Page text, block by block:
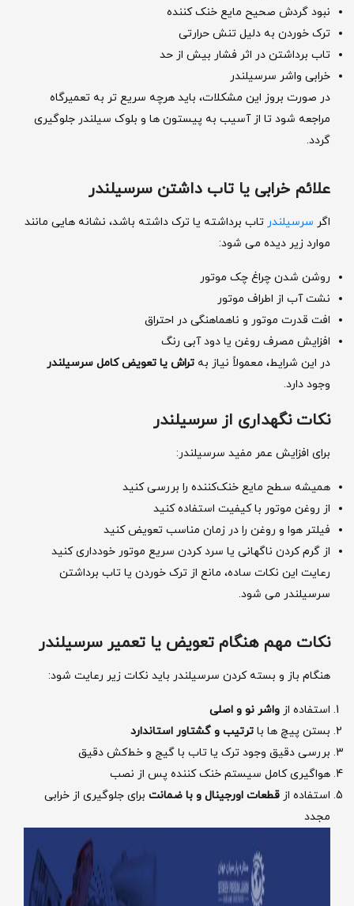
نبود گردش صحیح مایع خنک ‌کننده
ترک خوردن به دلیل تنش حرارتی
تاب برداشتن در اثر فشار بیش از حد
خرابی واشر سرسیلندر
در صورت بروز این مشکلات، باید هرچه سریع‌ تر به تعمیرگاه
مراجعه شود تا از آسیب به پیستون ‌ها و بلوک سیلندر جلوگیری
گردد.
علائم خرابی یا تاب داشتن سرسیلندر
اگر سرسیلندر تاب برداشته یا ترک داشته باشد، نشانه ‌هایی مانند
موارد زیر دیده می ‌شود:
روشن شدن چراغ چک موتور
نشت آب از اطراف موتور
افت قدرت موتور و ناهماهنگی در احتراق
افزایش مصرف روغن یا دود آبی رنگ
در این شرایط، معمولاً نیاز به تراش یا تعویض کامل سرسیلندر
وجود دارد.
نکات نگهداری از سرسیلندر
برای افزایش عمر مفید سرسیلندر:
همیشه سطح مایع خنک‌کننده را بررسی کنید
از روغن موتور با کیفیت استفاده کنید
فیلتر هوا و روغن را در زمان مناسب تعویض کنید
از گرم کردن ناگهانی یا سرد کردن سریع موتور خودداری کنید
رعایت این نکات ساده، مانع از ترک خوردن یا تاب برداشتن
سرسیلندر می ‌شود.
نکات مهم هنگام تعویض یا تعمیر سرسیلندر
هنگام باز و بسته کردن سرسیلندر باید نکات زیر رعایت شود:
استفاده از واشر نو و اصلی
بستن پیچ ‌ها با ترتیب و گشتاور استاندارد
بررسی دقیق وجود ترک یا تاب با گیج و خط‌کش دقیق
هواگیری کامل سیستم خنک ‌کننده پس از نصب
استفاده از قطعات اورجینال و با ضمانت برای جلوگیری از خرابی
مجدد